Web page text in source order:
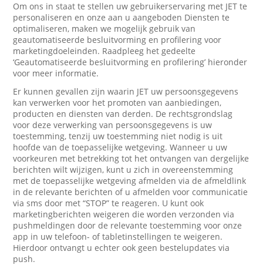
Om ons in staat te stellen uw gebruikerservaring met JET te
personaliseren en onze aan u aangeboden Diensten te
optimaliseren, maken we mogelijk gebruik van
geautomatiseerde besluitvorming en profilering voor
marketingdoeleinden. Raadpleeg het gedeelte
‘Geautomatiseerde besluitvorming en profilering’ hieronder
voor meer informatie.
Er kunnen gevallen zijn waarin JET uw persoonsgegevens
kan verwerken voor het promoten van aanbiedingen,
producten en diensten van derden. De rechtsgrondslag
voor deze verwerking van persoonsgegevens is uw
toestemming, tenzij uw toestemming niet nodig is uit
hoofde van de toepasselijke wetgeving. Wanneer u uw
voorkeuren met betrekking tot het ontvangen van dergelijke
berichten wilt wijzigen, kunt u zich in overeenstemming
met de toepasselijke wetgeving afmelden via de afmeldlink
in de relevante berichten of u afmelden voor communicatie
via sms door met “STOP” te reageren. U kunt ook
marketingberichten weigeren die worden verzonden via
pushmeldingen door de relevante toestemming voor onze
app in uw telefoon- of tabletinstellingen te weigeren.
Hierdoor ontvangt u echter ook geen bestelupdates via
push.